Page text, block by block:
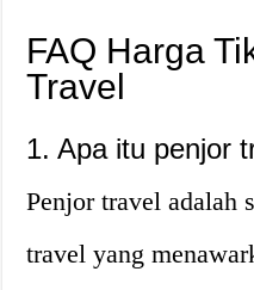
FAQ Harga
Travel
1. Apa itu penjor
Penjor travel adalah
travel yang